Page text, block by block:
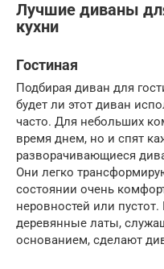
Лучшие диваны
кухни
Гостиная
Подбирая диван для
будет ли этот диван
часто. Для небольших
время днем, но и спят
разворачивающиеся
Они легко
состоянии очень
неровностей или
деревянные латы,
основанием, сделают